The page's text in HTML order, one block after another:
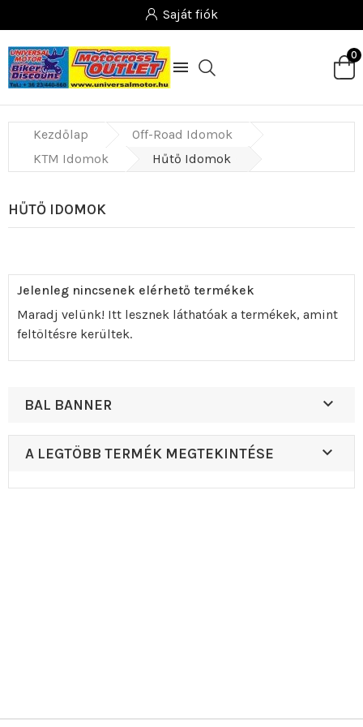
Saját fiók

0
Kezdőlap
Off-Road Idomok
KTM Idomok
Hűtő Idomok
HŰTŐ IDOMOK
Jelenleg nincsenek elérhető termékek
Maradj velünk! Itt lesznek láthatóak a termékek, amint
feltöltésre kerültek.
BAL BANNER 
A LEGTÖBB TERMÉK MEGTEKINTÉSE 